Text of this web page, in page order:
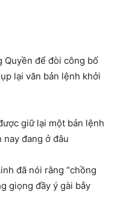
Quyền để đòi công bố
lại văn bản lệnh khởi
giữ lại một bản lệnh
đang ở đâu
đã nói rằng “chồng
giọng đầy ý gài bẫy